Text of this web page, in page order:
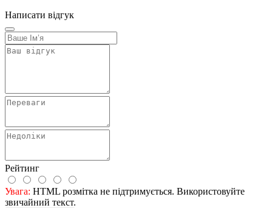
Написати відгук
Рейтинг
Увага: HTML розмітка не підтримується. Використовуйте
звичайний текст.